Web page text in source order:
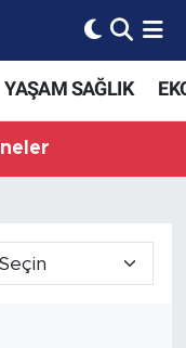
YAŞAM SAĞLIK